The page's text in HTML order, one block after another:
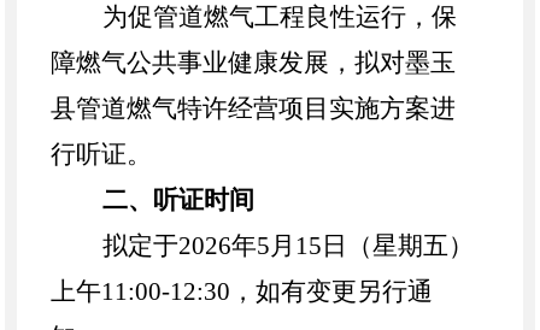
为促管道燃气工程良性运行，保
障燃气公共事业健康发展，拟对墨玉
县管道燃气特许经营项目 实施方案进
行听证。
二、听证时间
拟定于2026年5 月 15 日（星期五）
上午11:00-12:30，如有变更另行通